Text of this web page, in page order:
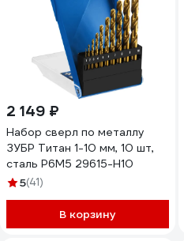
2 149 ₽
Набор сверл по металлу
ЗУБР Титан 1-10 мм, 10 шт,
сталь Р6М5 29615-H10
5(41)
В корзину